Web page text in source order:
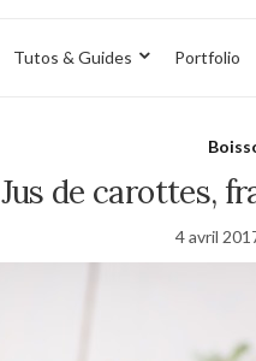
Tutos & Guides Portfolio
Jus de carottes,
4 avril